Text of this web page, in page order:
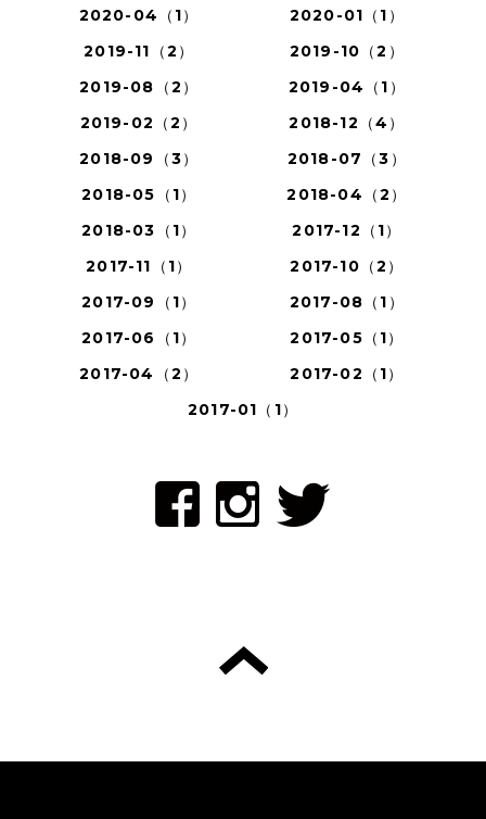
2020-04（1）
2020-01（1）
2019-11（2）
2019-10（2）
2019-08（2）
2019-04（1）
2019-02（2）
2018-12（4）
2018-09（3）
2018-07（3）
2018-05（1）
2018-04（2）
2018-03（1）
2017-12（1）
2017-11（1）
2017-10（2）
2017-09（1）
2017-08（1）
2017-06（1）
2017-05（1）
2017-04（2）
2017-02（1）
2017-01（1）